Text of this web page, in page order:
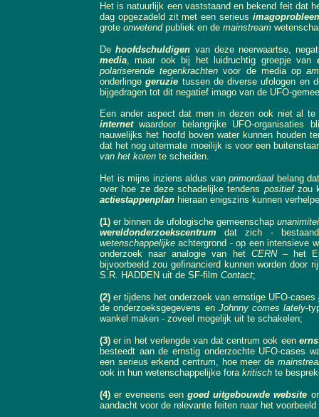
Het is natuurlijk een vaststaand en bekend feit dat
dag opgezadeld zit met een serieus
grote onwetendpubliek en de mainstream
Dehoofdschuldigen van deze neerwaartse,
media, maar ook bij het luidruchtig groepje van
polariserende tegenkrachten voor de media op
onderlingegeruzie tussen de diverse ufologen en
bijgedragen tot dit negatief imago van de UFO-
Een ander aspect dat men in dezen ook niet al
internetwaardoor belangrijke UFO-organisaties
nauwelijks het hoofd boven water kunnen houden
dat het nog uitermate moeilijk is voor een
van het koren te scheiden.
Het is mijns inziens aldus van primordiaal belang
over hoe ze deze schadelijke tendens positiefzou
actiestappenplan hieraan enigszins kunnen
(1) er binnen de ufologische gemeenschap
wereldonderzoekscentrum dat zich -
wetenschappelijkeachtergrond - op een intensieve
onderzoek naar analogie van het CERN– het
bijvoorbeeld zou gefinancierd kunnen worden door
S.R. HADDEN uit de SF-film Contact;
(2) er tijdens het onderzoek van ernstige UFO-cases
de onderzoeksgegevens en Johnny comes lately-
wankel maken - zoveel mogelijk uit te schakelen;
(3) er in het verlengde van dat centrum ook een
besteedt aan de ernstig onderzochte UFO-cases
een serieus erkend centrum, hoe meer de
ook in hun wetenschappelijke fora kritisch te
(4) er eveneens eengoed uitgebouwde website
aandacht voor de relevante feiten naar het